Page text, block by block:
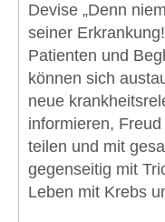
Devise „Denn
seiner
Patienten und
können sich
neue
informieren,
teilen und mit
gegenseitig mit
Leben mit Krebs